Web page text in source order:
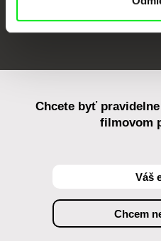
Chcete byť
filmovom